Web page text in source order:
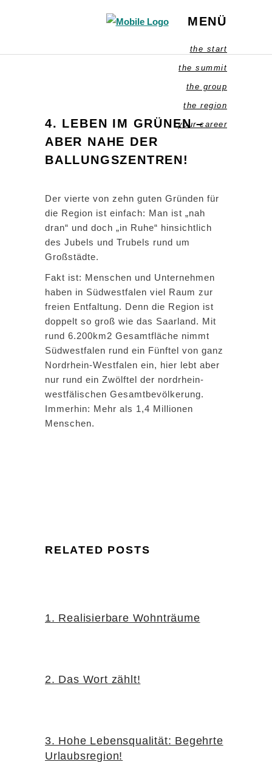
MENÜ
the start
the summit
the group
the region
your career
4. LEBEN IM GRÜNEN –
ABER NAHE DER
BALLUNGSZENTREN!
Der vierte von zehn guten Gründen für
die Region ist einfach: Man ist „nah
dran“ und doch „in Ruhe“ hinsichtlich
des Jubels und Trubels rund um
Großstädte.
Fakt ist: Menschen und Unternehmen
haben in Südwestfalen viel Raum zur
freien Entfaltung. Denn die Region ist
doppelt so groß wie das Saarland. Mit
rund 6.200km2 Gesamtfläche nimmt
Südwestfalen rund ein Fünftel von ganz
Nordrhein-Westfalen ein, hier lebt aber
nur rund ein Zwölftel der nordrhein-
westfälischen Gesamtbevölkerung.
Immerhin: Mehr als 1,4 Millionen
Menschen.
RELATED POSTS
1. Realisierbare Wohnträume
2. Das Wort zählt!
3. Hohe Lebensqualität: Begehrte
Urlaubsregion!